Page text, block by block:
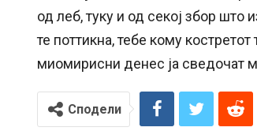
од леб, туку и од секој збор што
те поттикна, тебе кому
миомирисни денес ја сведочат
Сподели